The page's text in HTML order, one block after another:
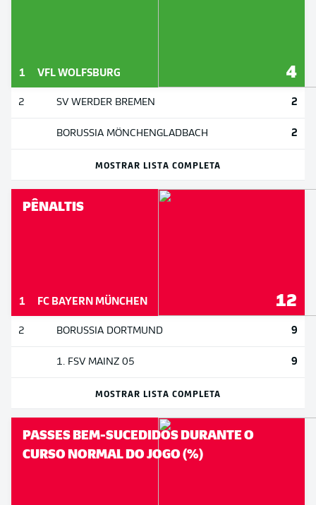
1 VFL WOLFSBURG 4
2 SV WERDER BREMEN 2
BORUSSIA MÖNCHENGLADBACH 2
MOSTRAR LISTA COMPLETA
PÊNALTIS
1 FC BAYERN MÜNCHEN 12
2 BORUSSIA DORTMUND 9
1. FSV MAINZ 05 9
MOSTRAR LISTA COMPLETA
PASSES BEM-SUCEDIDOS DURANTE O
CURSO NORMAL DO JOGO (%)